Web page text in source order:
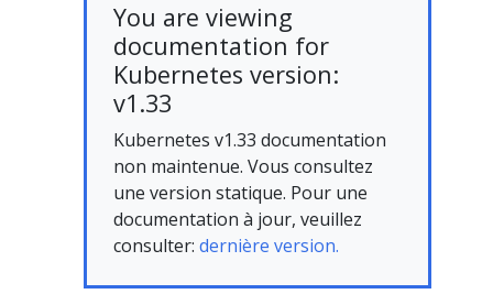
You are viewing
documentation for
Kubernetes version:
v1.33
Kubernetes v1.33 documentation
non maintenue. Vous consultez
une version statique. Pour une
documentation à jour, veuillez
consulter: dernière version.